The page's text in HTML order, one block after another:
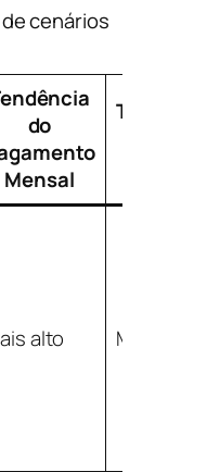
cenários
do
Mensal
alto Mais